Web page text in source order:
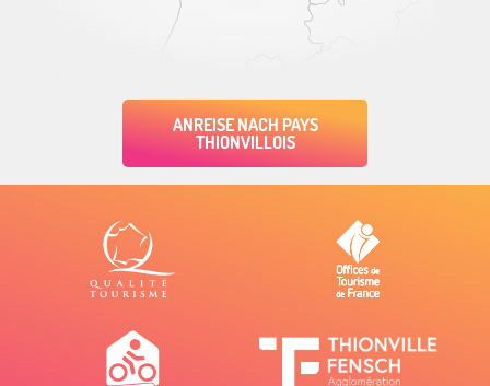
ANREISE NACH PAYS
THIONVILLOIS